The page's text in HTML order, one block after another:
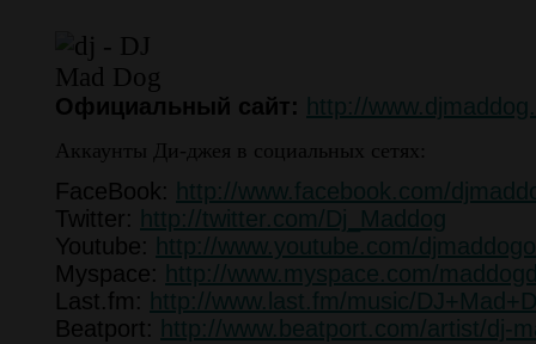
Официальный сайт: http://
Аккаунты Ди-джея в социальных сетях:
FaceBook:
http://www.facebook.com/
Twitter:
http://twitter.com/Dj_Maddog
Youtube:
http://www.youtube.com/
Myspace:
http://www.myspace.com/
Last.fm:
http://www.last.fm/music/
Beatport:
http://www.beatport.com/artist/dj-